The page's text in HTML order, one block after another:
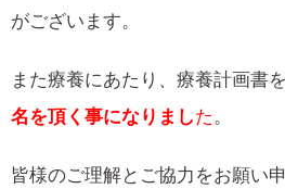
がございます。
また療養にあたり、療養計画書
名を頂く事になりました。
皆様のご理解とご協力をお願い